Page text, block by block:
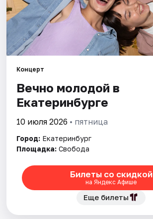
Экскурсии
Спорт
События
Города
Площадки
Рейтинги
Концерт
Вечно молодой в
Екатеринбурге
10 июля 2026 • пятница
Город: Екатеринбург
Площадка: Свобода
Билеты со скидкой
на Яндекс Афише
Еще билеты